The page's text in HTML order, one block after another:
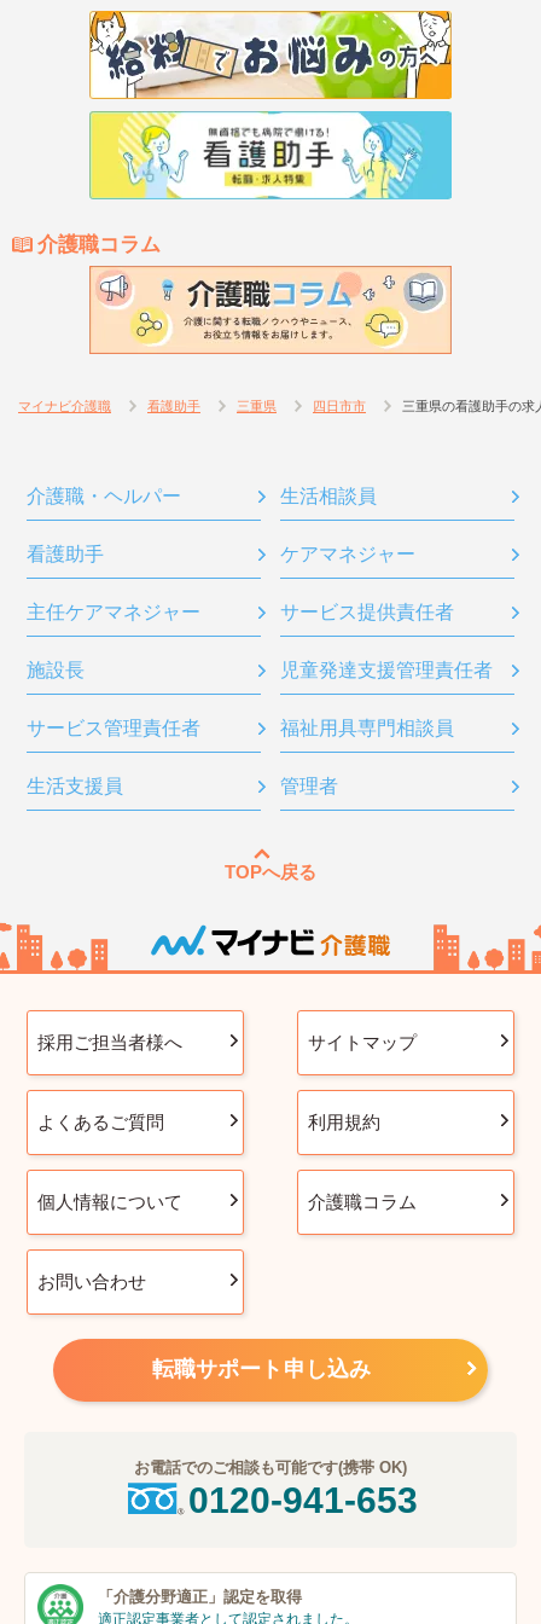
介護職コラム
マイナビ介護職 看護助手 三重県 四日市市 三重県の看護助手の求
介護職・ヘルパー 生活相談員
看護助手 ケアマネジャー
主任ケアマネジャー サービス提供責任者
施設長 児童発達支援管理責任者
サービス管理責任者 福祉用具専門相談員
生活支援員 管理者
TOPへ戻る
採用ご担当者様へ サイトマップ
よくあるご質問 利用規約
個人情報について 介護職コラム
お問い合わせ
転職サポート申し込み
お電話でのご相談も可能です(携帯 OK)
0120-941-653
「介護分野適正」 認定を取得
適正認定事業者として認定されました。